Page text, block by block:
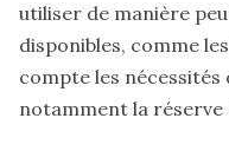
utiliser de manière
disponibles, comme
compte les nécessités
notamment la réserve